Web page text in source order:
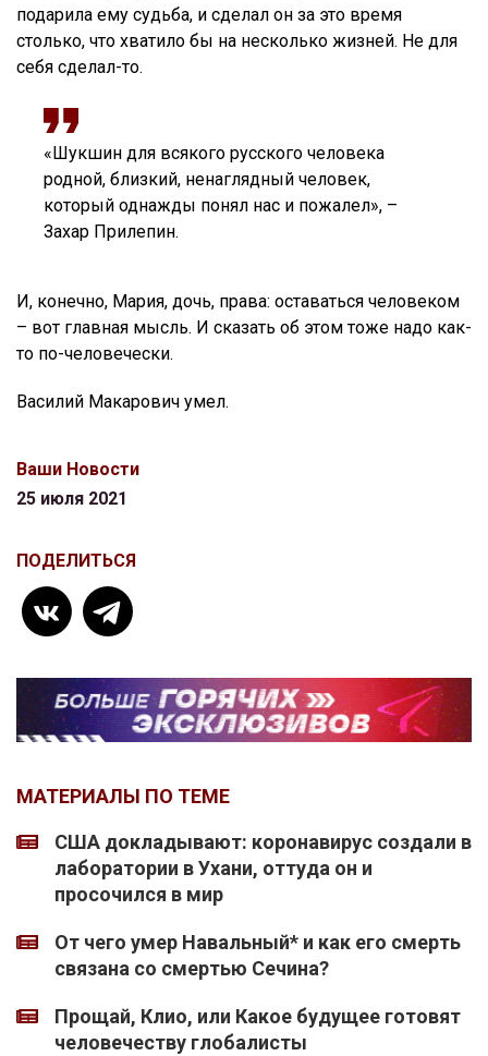
подарила ему судьба, и сделал он за это время
столько, что хватило бы на несколько жизней. Не для
себя сделал-то.
«Шукшин для всякого русского человека
родной, близкий, ненаглядный человек,
который однажды понял нас и пожалел», –
Захар Прилепин.
И, конечно, Мария, дочь, права: оставаться человеком
– вот главная мысль. И сказать об этом тоже надо как-
то по-человечески.
Василий Макарович умел.
Ваши Новости
25 июля 2021
ПОДЕЛИТЬСЯ
МАТЕРИАЛЫ ПО ТЕМЕ
США докладывают: коронавирус создали в
лаборатории в Ухани, оттуда он и
просочился в мир
От чего умер Навальный* и как его смерть
связана со смертью Сечина?
Прощай, Клио, или Какое будущее готовят
человечеству глобалисты